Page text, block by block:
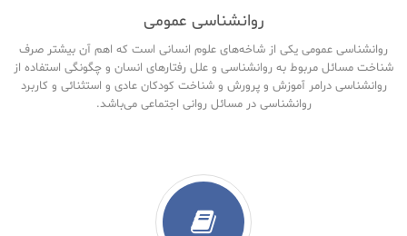
روانشناسی عمومی
روانشناسی عمومی یکی از شاخه‌های علوم انسانی است که اهم آن بیشتر صرف
شناخت مسائل مربوط به روانشناسی و علل رفتارهای انسان و چگونگی استفاده از
روانشناسی درامر آموزش و پرورش و شناخت کودکان عادی و استثنائی و کاربرد
روانشناسی در مسائل روانی اجتماعی می‌باشد.